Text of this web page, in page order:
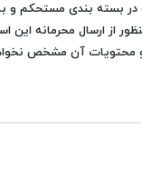
در بسته بندی مستحکم و
از ارسال محرمانه
محتویات آن مشخص